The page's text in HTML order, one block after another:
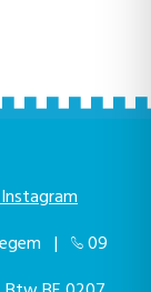
|
09